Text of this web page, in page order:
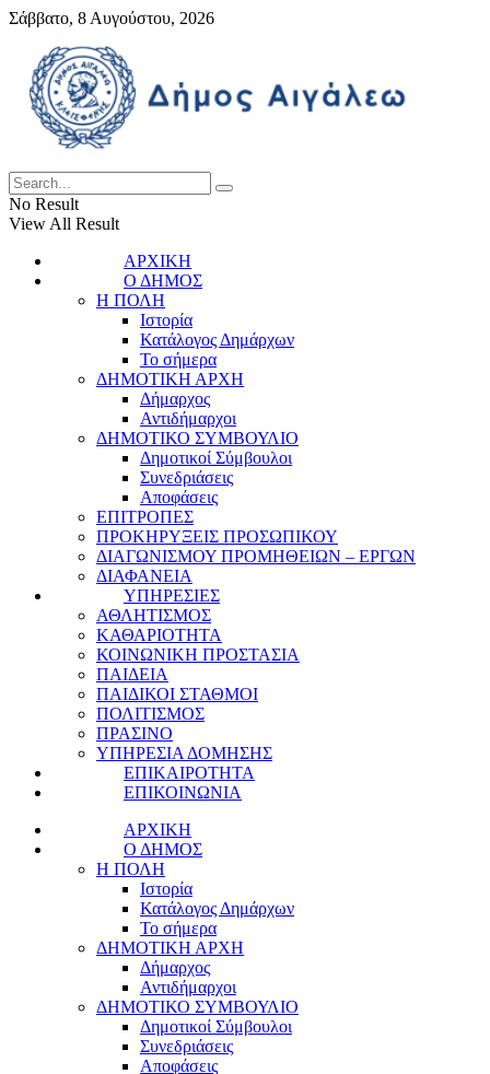
Σάββατο, 8 Αυγούστου, 2026
No Result
View All Result
ΑΡΧΙΚΗ
Ο ΔΗΜΟΣ
Η ΠΟΛΗ
Ιστορία
Κατάλογος Δημάρχων
Το σήμερα
ΔΗΜΟΤΙΚΗ ΑΡΧΗ
Δήμαρχος
Αντιδήμαρχοι
ΔΗΜΟΤΙΚΟ ΣΥΜΒΟΥΛΙΟ
Δημοτικοί Σύμβουλοι
Συνεδριάσεις
Αποφάσεις
ΕΠΙΤΡΟΠΕΣ
ΠΡΟΚΗΡΥΞΕΙΣ ΠΡΟΣΩΠΙΚΟΥ
ΔΙΑΓΩΝΙΣΜΟΥ ΠΡΟΜΗΘΕΙΩΝ – ΕΡΓΩΝ
ΔΙΑΦΑΝΕΙΑ
ΥΠΗΡΕΣΙΕΣ
ΑΘΛΗΤΙΣΜΟΣ
ΚΑΘΑΡΙΟΤΗΤΑ
ΚΟΙΝΩΝΙΚΗ ΠΡΟΣΤΑΣΙΑ
ΠΑΙΔΕΙΑ
ΠΑΙΔΙΚΟΙ ΣΤΑΘΜΟΙ
ΠΟΛΙΤΙΣΜΟΣ
ΠΡΑΣΙΝΟ
ΥΠΗΡΕΣΙΑ ΔΟΜΗΣΗΣ
ΕΠΙΚΑΙΡΟΤΗΤΑ
ΕΠΙΚΟΙΝΩΝΙΑ
ΑΡΧΙΚΗ
Ο ΔΗΜΟΣ
Η ΠΟΛΗ
Ιστορία
Κατάλογος Δημάρχων
Το σήμερα
ΔΗΜΟΤΙΚΗ ΑΡΧΗ
Δήμαρχος
Αντιδήμαρχοι
ΔΗΜΟΤΙΚΟ ΣΥΜΒΟΥΛΙΟ
Δημοτικοί Σύμβουλοι
Συνεδριάσεις
Αποφάσεις